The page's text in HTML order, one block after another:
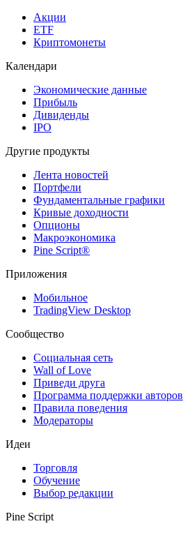
Акции
ETF
Криптомонеты
Календари
Экономические данные
Прибыль
Дивиденды
IPO
Другие продукты
Лента новостей
Портфели
Фундаментальные графики
Кривые доходности
Опционы
Макроэкономика
Pine Script®
Приложения
Мобильное
TradingView Desktop
Сообщество
Социальная сеть
Wall of Love
Приведи друга
Программа поддержки авторов
Правила поведения
Модераторы
Идеи
Торговля
Обучение
Выбор редакции
Pine Script